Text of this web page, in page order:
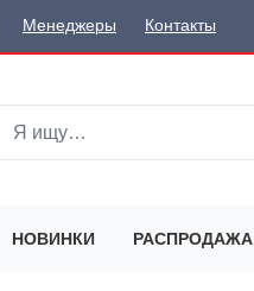
Менеджеры Контакты
НОВИНКИ РАСПРОДАЖА